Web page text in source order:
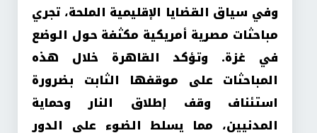
وفي سياق القضايا الإقليمية الملحة، تجري
مباحثات مصرية أمريكية مكثفة حول الوضع
في غزة. وتؤكد القاهرة خلال هذه
المباحثات على موقفها الثابت بضرورة
استئناف وقف إطلاق النار وحماية
المدنيين، مما يسلط الضوء على الدور